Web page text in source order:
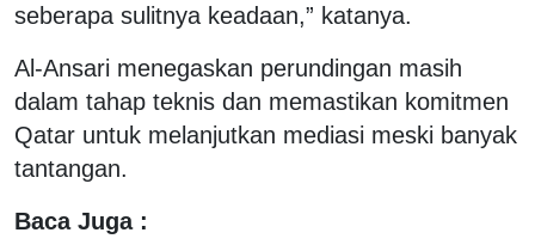
seberapa sulitnya keadaan,” katanya.
Al-Ansari menegaskan perundingan masih
dalam tahap teknis dan memastikan komitmen
Qatar untuk melanjutkan mediasi meski banyak
tantangan.
Baca Juga :